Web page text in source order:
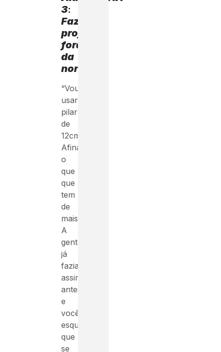
3:
Fazer
projeto
fora
da
norma
“Vou
usar
pilar
de
12cm.
Afinal,
o
que
que
tem
de
mais?
A
gente
já
fazia
assim
antes”,
e
você
esquece
que
se